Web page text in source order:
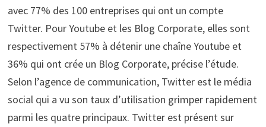
avec 77% des 100 entreprises qui ont un compte
Twitter. Pour Youtube et les Blog Corporate, elles sont
respectivement 57% à détenir une chaîne Youtube et
36% qui ont crée un Blog Corporate, précise l’étude.
Selon l’agence de communication, Twitter est le média
social qui a vu son taux d’utilisation grimper rapidement
parmi les quatre principaux. Twitter est présent sur